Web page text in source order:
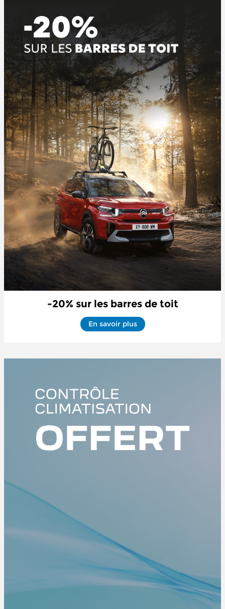
-20% sur les barres de toit
En savoir plus